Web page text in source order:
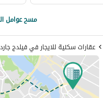
مسح عوامل
عقارات سكنية للايجار في فيلدج